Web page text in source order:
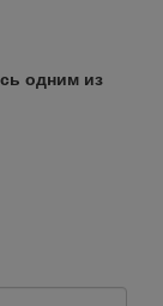
одним из